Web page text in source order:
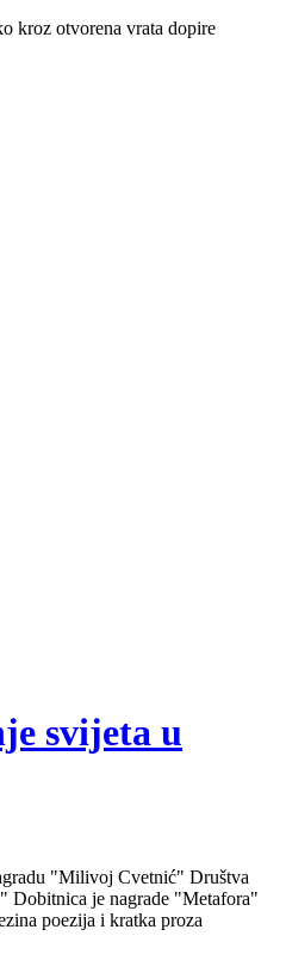
kroz otvorena vrata dopire
svijeta u
"Milivoj Cvetnić" Društva
Dobitnica je nagrade "Metafora"
poezija i kratka proza